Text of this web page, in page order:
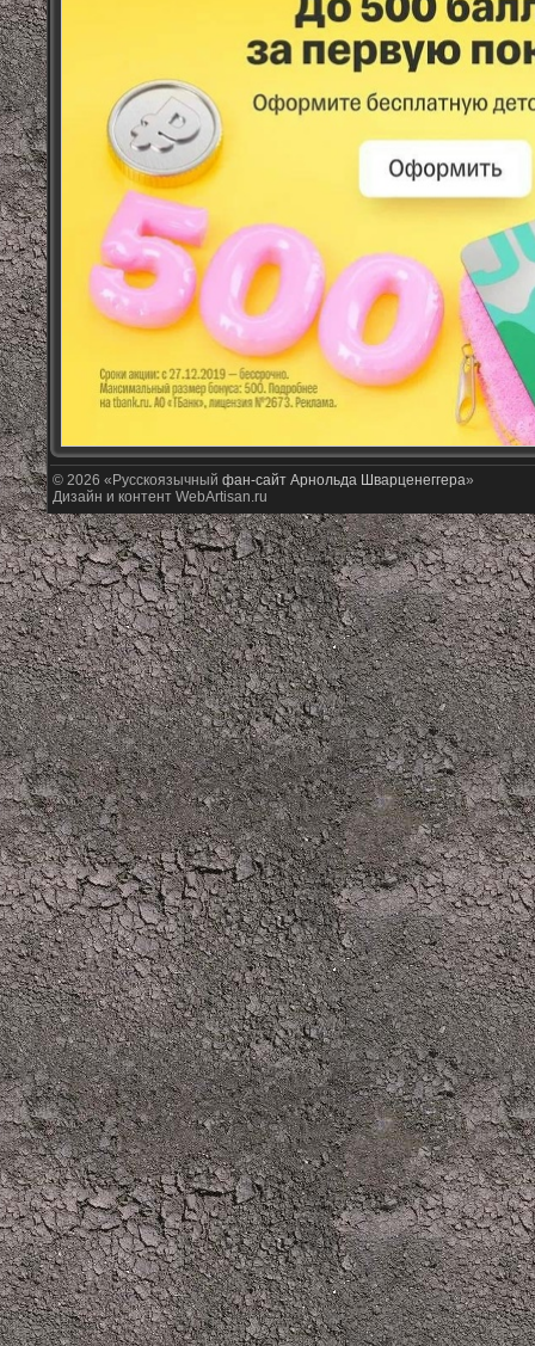
© 2026 «Русскоязычный фан-сайт Арнольда Шварценеггера»
Дизайн и контент WebArtisan.ru